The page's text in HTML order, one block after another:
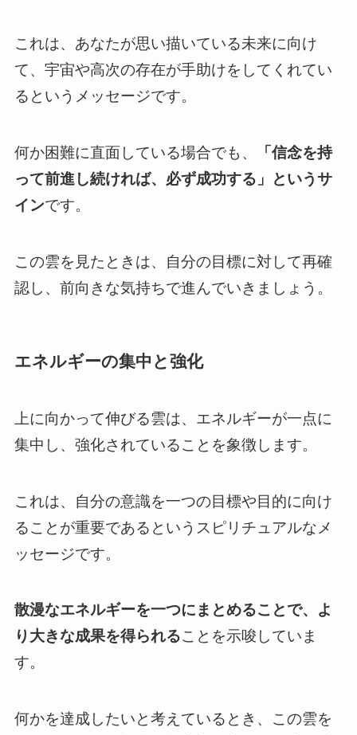
これは、あなたが思い描いている未来に向け
て、宇宙や高次の存在が手助けをしてくれてい
るというメッセージです。
何か困難に直面している場合でも、
「信念を持
って前進し続ければ、必ず成功する」というサ
インです。
この雲を見たときは、自分の目標に対して再確
認し、前向きな気持ちで進んでいきましょう。
エネルギーの集中と強化
上に向かって伸びる雲は、エネルギーが一点に
集中し、強化されていることを象徴します。
これは、自分の意識を一つの目標や目的に向け
ることが重要であるというスピリチュアルなメ
ッセージです。
散漫なエネルギーを一つにまとめることで、よ
り大きな成果を得られることを示唆していま
す。
何かを達成したいと考えているとき、この雲を